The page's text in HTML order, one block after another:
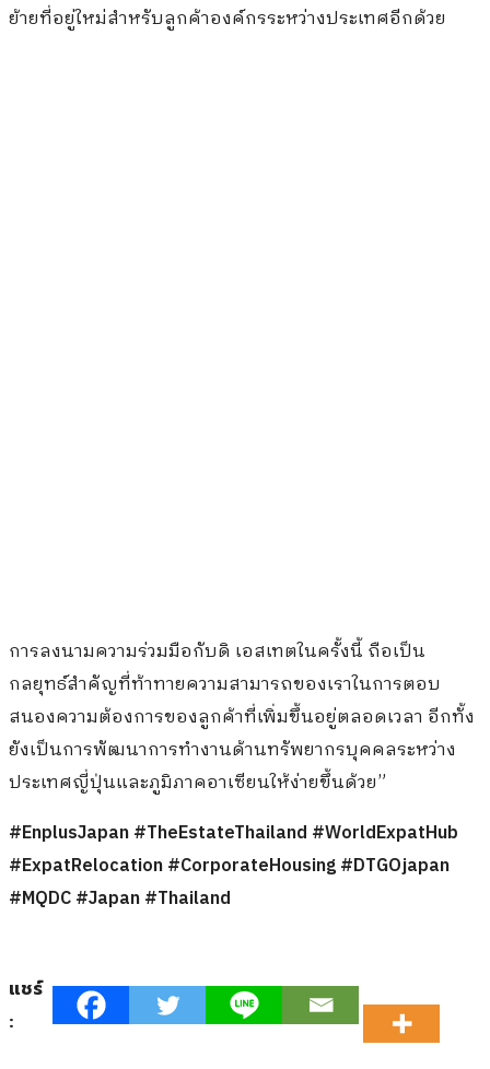
ย้ายที่อยู่ใหม่สำหรับลูกค้าองค์กรระหว่างประเทศอีกด้วย
การลงนามความร่วมมือกับดิ เอสเทตในครั้งนี้ ถือเป็น
กลยุทธ์สำคัญที่ท้าทายความสามารถของเราในการตอบ
สนองความต้องการของลูกค้าที่เพิ่มขึ้นอยู่ตลอดเวลา อีกทั้ง
ยังเป็นการพัฒนาการทำงานด้านทรัพยากรบุคคลระหว่าง
ประเทศญี่ปุ่นและภูมิภาคอาเซียนให้ง่ายขึ้นด้วย”
#EnplusJapan #TheEstateThailand #WorldExpatHub
#ExpatRelocation #CorporateHousing #DTGOjapan
#MQDC #Japan #Thailand
แชร์
: